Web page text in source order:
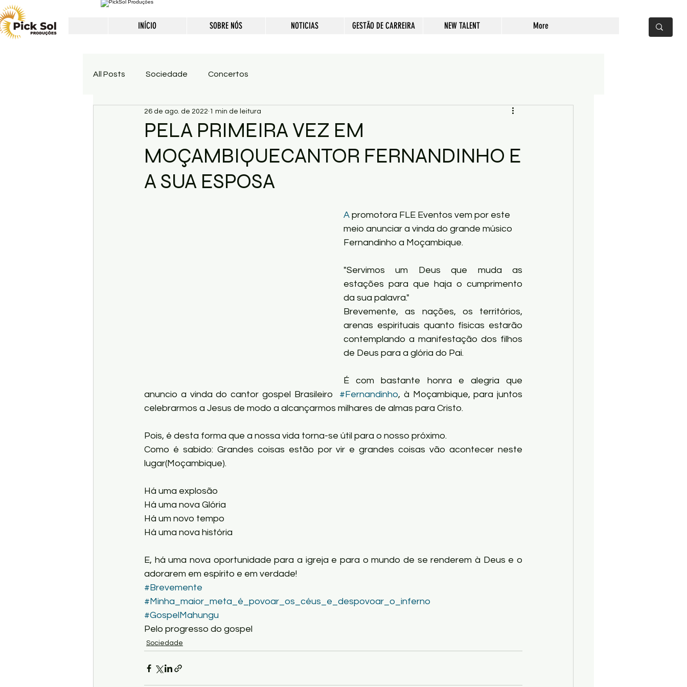
INÍCIO SOBRE NÓS NOTICIAS GESTÃO DE CARREIRA NEW TALENT More
All Posts Sociedade Concertos
PELA PRIMEIRA VEZ EM
MOÇAMBIQUECANTOR FERNANDINHO E
A SUA ESPOSA
26 de ago. de 2022 1 min de leitura
A promotora FLE Eventos vem por este
meio anunciar a vinda do grande músico
Fernandinho a Moçambique.
"Servimos um Deus que muda as
estações para que haja o cumprimento
da sua palavra."
Brevemente, as nações, os territórios,
arenas espirituais quanto físicas estarão
contemplando a manifestação dos filhos
de Deus para a glória do Pai.
É com bastante honra e alegria que
anuncio a vinda do cantor gospel Brasileiro #Fernandinho, à Moçambique, para juntos
celebrarmos a Jesus de modo a alcançarmos milhares de almas para Cristo.
Pois, é desta forma que a nossa vida torna-se útil para o nosso próximo.
Como é sabido: Grandes coisas estão por vir e grandes coisas vão acontecer neste
lugar(Moçambique).
Há uma explosão
Há uma nova Glória
Há um novo tempo
Há uma nova história
E, há uma nova oportunidade para a igreja e para o mundo de se renderem à Deus e o
adorarem em espírito e em verdade!
#Brevemente
#Minha_maior_meta_é_povoar_os_céus_e_despovoar_o_inferno
#GospelMahungu
Pelo progresso do gospel
Sociedade